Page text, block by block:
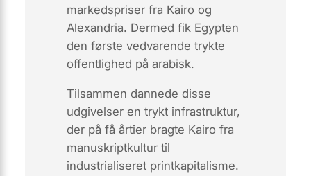
markedspriser fra Kairo og
Alexandria. Dermed fik Egypten
den første vedvarende trykte
offentlighed på arabisk.
Tilsammen dannede disse
udgivelser en trykt infrastruktur,
der på få årtier bragte Kairo fra
manuskriptkultur til
industrialiseret printkapitalisme.